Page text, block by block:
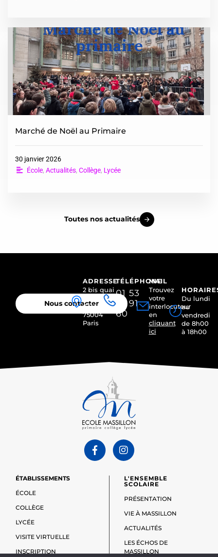
Marché de Noël au Primaire
30 janvier 2026
École, Actualités, Collège, Lycée
Toutes nos actualités
Nous contacter
ADRESSE
2 bis quai
Célestins
75004
Paris
TÉLÉPHONE
01 53
01 91
60
MAIL
Trouvez
votre
interlocuteur
en
cliquant
ici
Du lundi
au
vendredi
de 8h00
à 18h00
ÉTABLISSEMENTS
ÉCOLE
COLLÈGE
LYCÉE
VISITE VIRTUELLE
INSCRIPTION
L'ENSEMBLE
SCOLAIRE
PRÉSENTATION
VIE À MASSILLON
ACTUALITÉS
LES ÉCHOS DE
MASSILLON